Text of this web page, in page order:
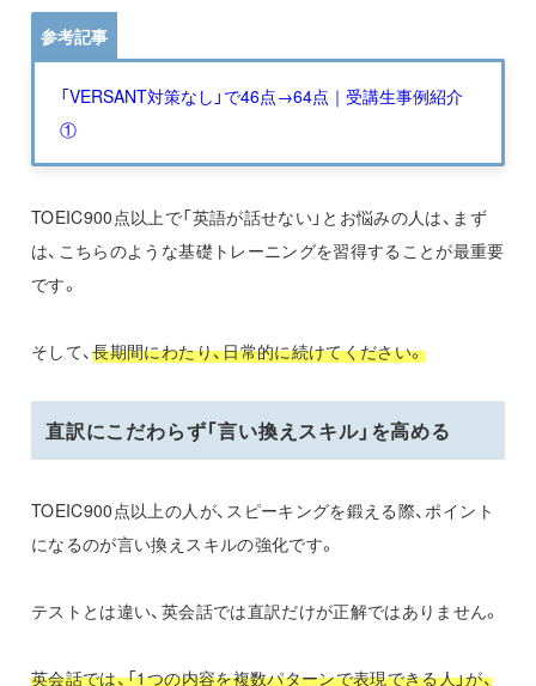
参考記事
「VERSANT対策なし」で46点→64点｜受講生事例紹介
①
TOEIC900点以上で「英語が話せない」とお悩みの人は、まず
は、こちらのような基礎トレーニングを習得することが最重要
です。
そして、長期間にわたり、日常的に続けてください。
直訳にこだわらず「言い換えスキル」を高める
TOEIC900点以上の人が、スピーキングを鍛える際、ポイント
になるのが言い換えスキルの強化です。
テストとは違い、英会話では直訳だけが正解ではありません。
英会話では、「1つの内容を複数パターンで表現できる人」が、